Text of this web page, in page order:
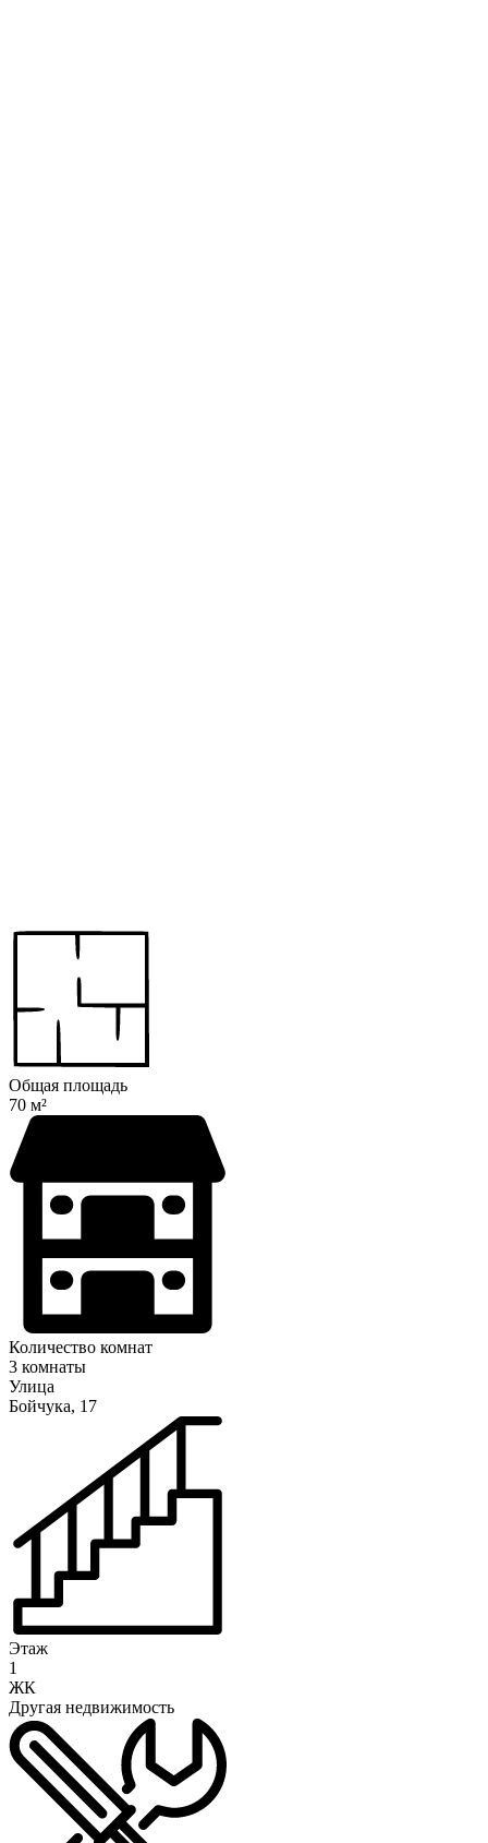
Общая площадь
70 м²
Количество комнат
3 комнаты
Улица
Бойчука, 17
Этаж
1
ЖК
Другая недвижимость